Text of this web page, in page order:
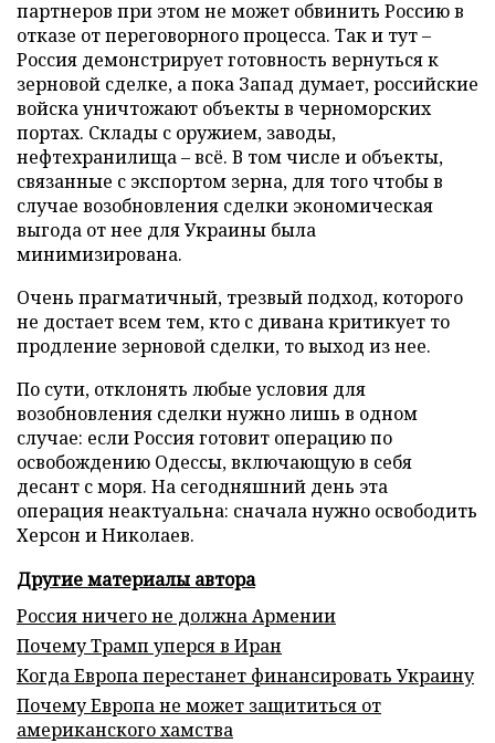
партнеров при этом не может обвинить Россию в
отказе от переговорного процесса. Так и тут –
Россия демонстрирует готовность вернуться к
зерновой сделке, а пока Запад думает, российские
войска уничтожают объекты в черноморских
портах. Склады с оружием, заводы,
нефтехранилища – всё. В том числе и объекты,
связанные с экспортом зерна, для того чтобы в
случае возобновления сделки экономическая
выгода от нее для Украины была
минимизирована.
Очень прагматичный, трезвый подход, которого
не достает всем тем, кто с дивана критикует то
продление зерновой сделки, то выход из нее.
По сути, отклонять любые условия для
возобновления сделки нужно лишь в одном
случае: если Россия готовит операцию по
освобождению Одессы, включающую в себя
десант с моря. На сегодняшний день эта
операция неактуальна: сначала нужно освободить
Херсон и Николаев.
Другие материалы автора
Россия ничего не должна Армении
Почему Трамп уперся в Иран
Когда Европа перестанет финансировать Украину
Почему Европа не может защититься от
американского хамства